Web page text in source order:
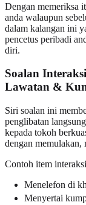
Dengan memeriksa
anda walaupun
dalam kalangan ini
pencetus peribadi
diri.
Soalan
Lawatan &
Siri soalan ini
penglibatan
kepada tokoh
dengan memulakan,
Contoh item
Menelefon di
Menyertai